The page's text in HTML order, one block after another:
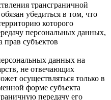
трансграничной
убедиться в том, что
которого
персональных данных,
прав субъектов
данных на
не отвечающих
осуществляться только в
форме субъекта
передачу его